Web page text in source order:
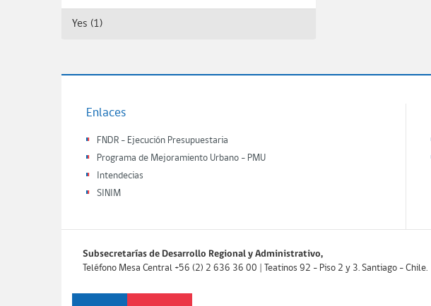
Yes (1)
Enlaces
FNDR - Ejecución Presupuestaria
Programa de Mejoramiento Urbano - PMU
Intendecias
SINIM
Subsecretarías de Desarrollo Regional y Administrativo,
Teléfono Mesa Central +56 (2) 2 636 36 00 | Teatinos 92 - Piso 2 y 3. Santiago - Chile.